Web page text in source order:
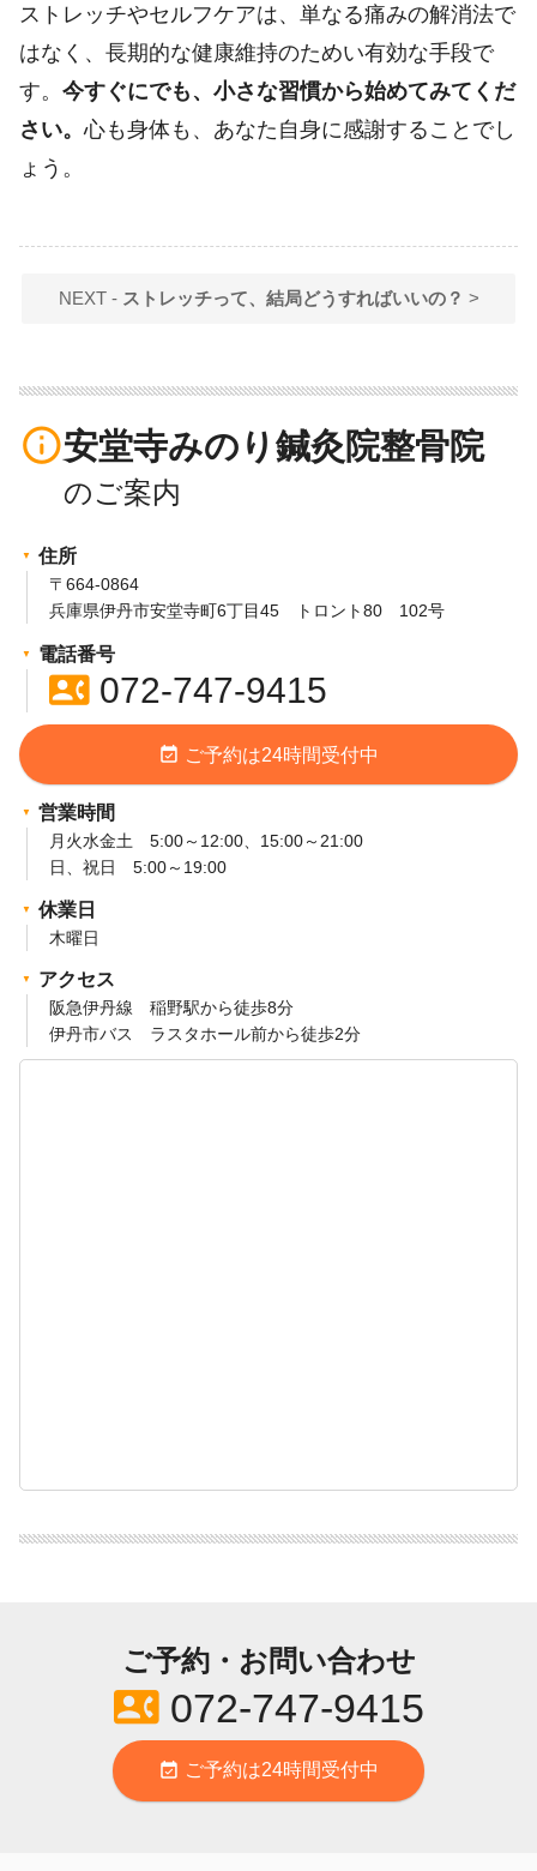
ストレッチやセルフケアは、単なる痛みの解消法で
はなく、長期的な健康維持のためい有効な手段で
す。 今すぐにでも、小さな習慣から始めてみてくだ
さい。心も身体も、あなた自身に感謝することでし
ょう。
NEXT - ストレッチって、結局どうすればいいの？ >
info_outline安堂寺みのり鍼灸院整骨院
住所
〒664-0864
兵庫県伊丹市安堂寺町6丁目45 トロント80 102号
電話番号
contact_phone072-747-9415
event_available ご予約は24時間受付中
営業時間
月火水金土 5:00～12:00、15:00～21:00
日、祝日 5:00～19:00
休業日
木曜日
アクセス
阪急伊丹線 稲野駅から徒歩8分
伊丹市バス ラスタホール前から徒歩2分
ご予約・お問い合わせ
contact_phone072-747-9415
event_available ご予約は24時間受付中